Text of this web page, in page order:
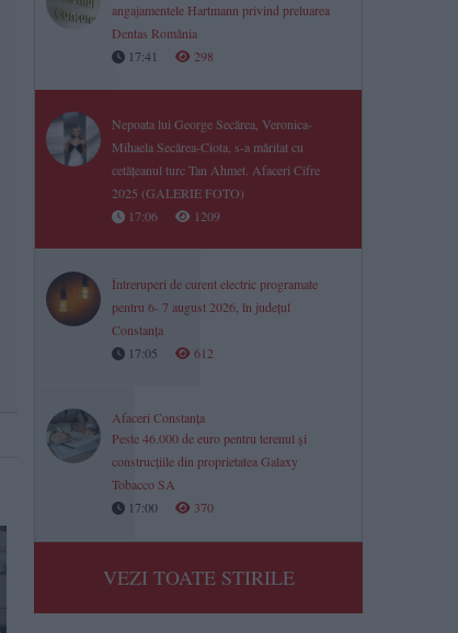
angajamentele Hartmann privind preluarea
Dentas România
17:41
298
Nepoata lui George Secărea, Veronica-
Mihaela Secărea-Ciota, s-a măritat cu
cetățeanul turc Tan Ahmet. Afaceri Cifre
2025 (GALERIE FOTO)
17:06
1209
Întreruperi de curent electric programate
pentru 6- 7 august 2026, în județul
Constanța
17:05
612
Afaceri Constanța
Peste 46.000 de euro pentru terenul și
construcțiile din proprietatea Galaxy
Tobacco SA
17:00
370
VEZI TOATE STIRILE